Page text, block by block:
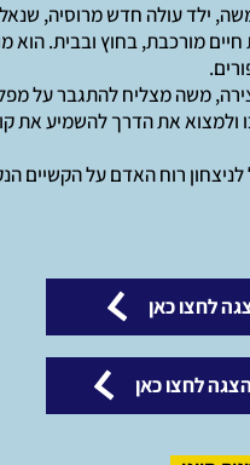
ילד עולה חדש מרוסיה,
מורכבת, בחוץ ובבית. הוא
משה מצליח להתגבר על
ולמצוא את הדרך להשמיע את
רוח האדם על הקשיים
לחצו כאן
לחצו כאן